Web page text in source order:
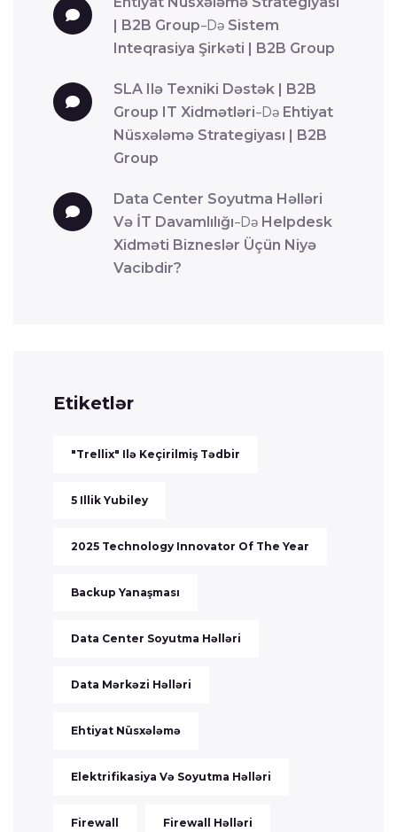
| B2B Group-də Sistem
Inteqrasiya Şirkəti | B2B Group
SLA Ilə Texniki Dəstək | B2B
Group IT Xidmətləri-də Ehtiyat
Nüsxələmə Strategiyası | B2B
Group
Data Center Soyutma Həlləri
Və İT Davamlılığı-də Helpdesk
Xidməti Bizneslər Üçün Niyə
Vacibdir?
Etiketlər
"Trellix" Ilə Keçirilmiş Tədbir
5 Illik Yubiley
2025 Technology Innovator Of The Year
Backup Yanaşması
Data Center Soyutma Həlləri
Data Mərkəzi Həlləri
Ehtiyat Nüsxələmə
Elektrifikasiya Və Soyutma Həlləri
Firewall Firewall Həlləri